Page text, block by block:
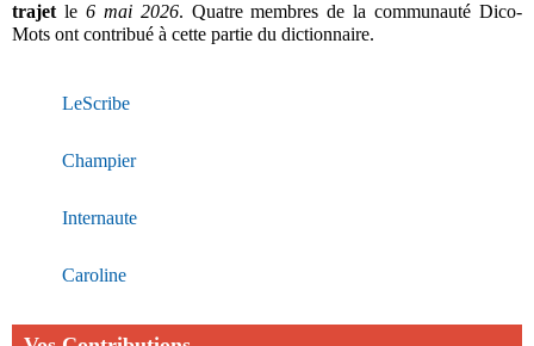
trajet le 6 mai 2026. Quatre membres de la communauté Dico-
Mots ont contribué à cette partie du dictionnaire.
LeScribe
Champier
Internaute
Caroline